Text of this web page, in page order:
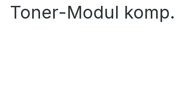
Toner-Modul komp.